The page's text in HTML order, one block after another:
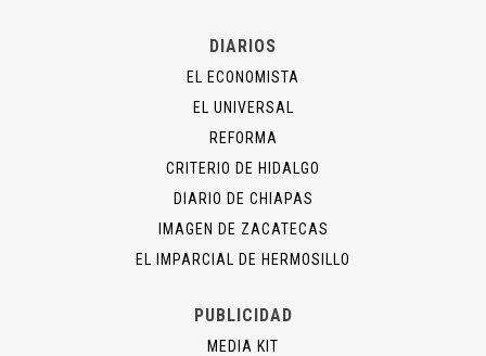
DIARIOS
EL ECONOMISTA
EL UNIVERSAL
REFORMA
CRITERIO DE HIDALGO
DIARIO DE CHIAPAS
IMAGEN DE ZACATECAS
EL IMPARCIAL DE HERMOSILLO
PUBLICIDAD
MEDIA KIT